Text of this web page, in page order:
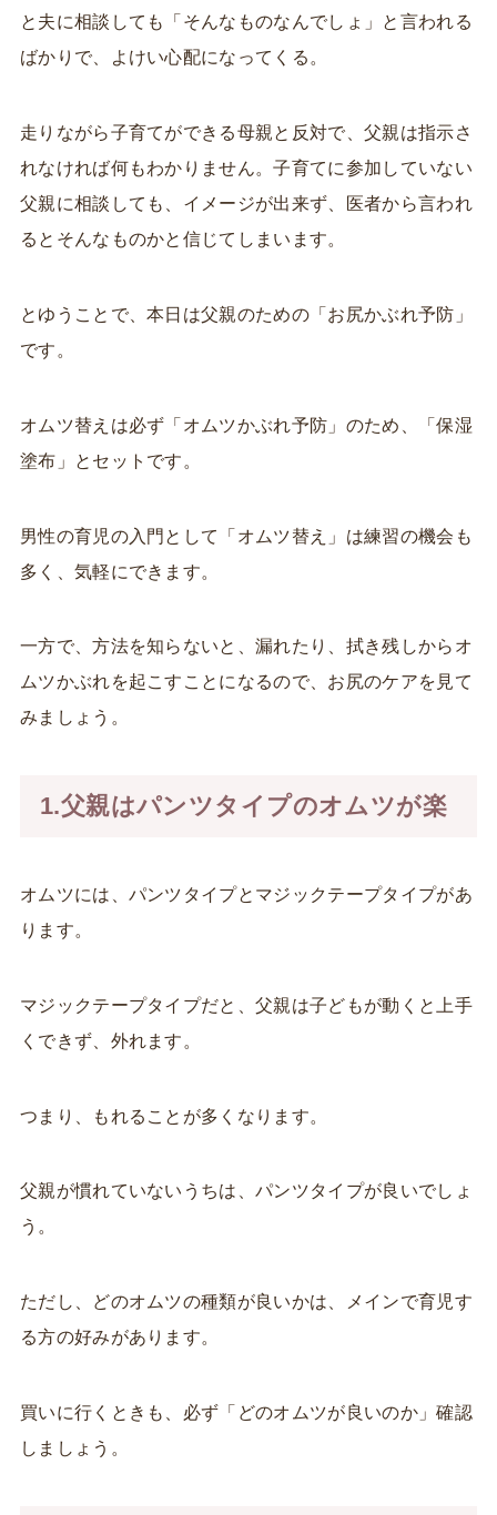
と夫に相談しても「そんなものなんでしょ」と言われる
ばかりで、よけい心配になってくる。
走りながら子育てができる母親と反対で、父親は指示さ
れなければ何もわかりません。子育てに参加していない
父親に相談しても、イメージが出来ず、医者から言われ
るとそんなものかと信じてしまいます。
とゆうことで、本日は父親のための「お尻かぶれ予防」
です。
オムツ替えは必ず「オムツかぶれ予防」のため、「保湿
塗布」とセットです。
男性の育児の入門として「オムツ替え」は練習の機会も
多く、気軽にできます。
一方で、方法を知らないと、漏れたり、拭き残しからオ
ムツかぶれを起こすことになるので、お尻のケアを見て
みましょう。
1.父親はパンツタイプのオムツが楽
オムツには、パンツタイプとマジックテープタイプがあ
ります。
マジックテープタイプだと、父親は子どもが動くと上手
くできず、外れます。
つまり、もれることが多くなります。
父親が慣れていないうちは、パンツタイプが良いでしょ
う。
ただし、どのオムツの種類が良いかは、メインで育児す
る方の好みがあります。
買いに行くときも、必ず「どのオムツが良いのか」確認
しましょう。